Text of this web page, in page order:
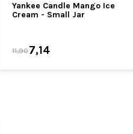
Yankee Candle Mango Ice
Cream - Small Jar
11,907,14